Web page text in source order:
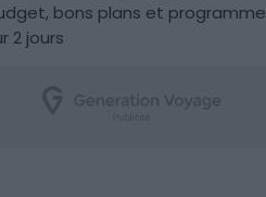
bons plans et programme
2 jours